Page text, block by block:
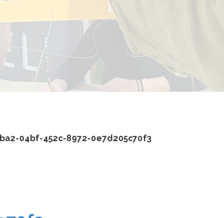
04bf-452c-8972-0e7d205c70f3